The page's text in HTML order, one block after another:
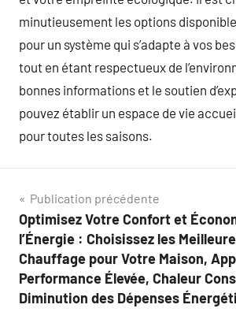
minutieusement les options
pour un système qui s’adapte à vos
tout en étant respectueux de
bonnes informations et le soutien
pouvez établir un espace de vie
pour toutes les saisons.
Navigation
de
l’article
Publication précédente
Optimisez Votre Confort et
l’Énergie : Choisissez les
Chauffage pour Votre Maison,
Performance Élevée, Chaleur
Diminution des Dépenses